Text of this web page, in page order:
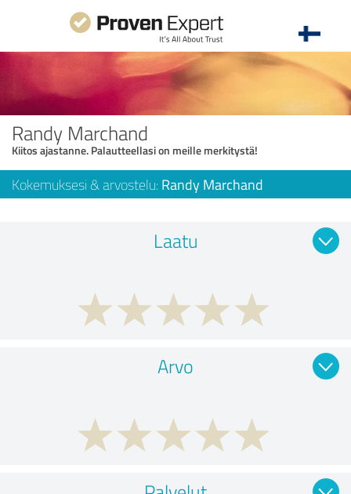
Randy Marchand
Kiitos ajastanne. Palautteellasi on meille merkitystä!
Kokemuksesi & arvostelu: Randy Marchand
Laatu
Arvo